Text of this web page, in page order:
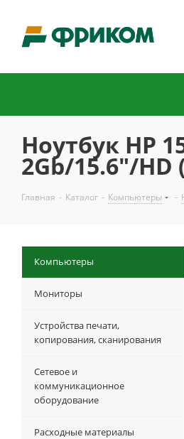
Ноутбук HP
2Gb/15.6"/HD
Главная - Каталог - Компьютеры -
Компьютеры
Мониторы
Устройства печати,
копирования, сканирования
Сетевое и
коммуникационное
оборудование
Расходные материалы